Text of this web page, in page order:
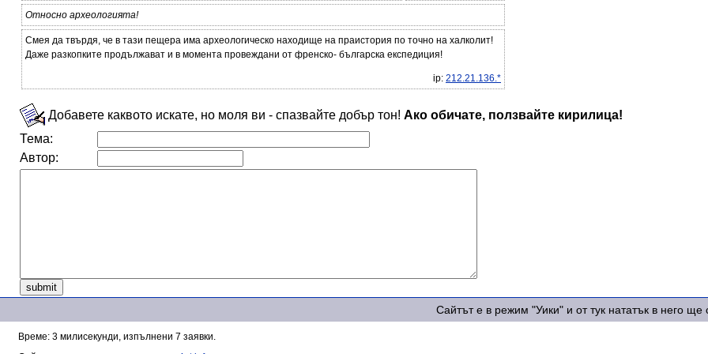
Относно археологията!
Смея да твърдя, че в тази пещера има археологическо находище на праистория по точно на халколит!
Даже разкопките продължават и в момента провеждани от френско- българска експедиция!
ip: 212.21.136.*
Добавете каквото искате, но моля ви - спазвайте добър тон! Ако обичате, ползвайте кирилица!
Тема:
Автор:
Сайтът е в режим "Уики" и от тук нататък в него
Време: 3 милисекунди, изпълнени 7 заявки.